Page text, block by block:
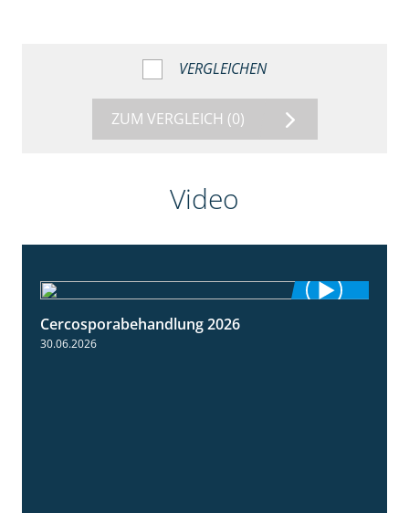
VERGLEICHEN
ZUM VERGLEICH (0)
Video
Cercosporabehandlung 2026
30.06.2026